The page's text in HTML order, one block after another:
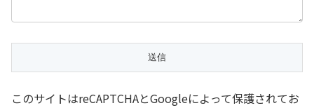
このサイトはreCAPTCHAとGoogleによって保護されてお